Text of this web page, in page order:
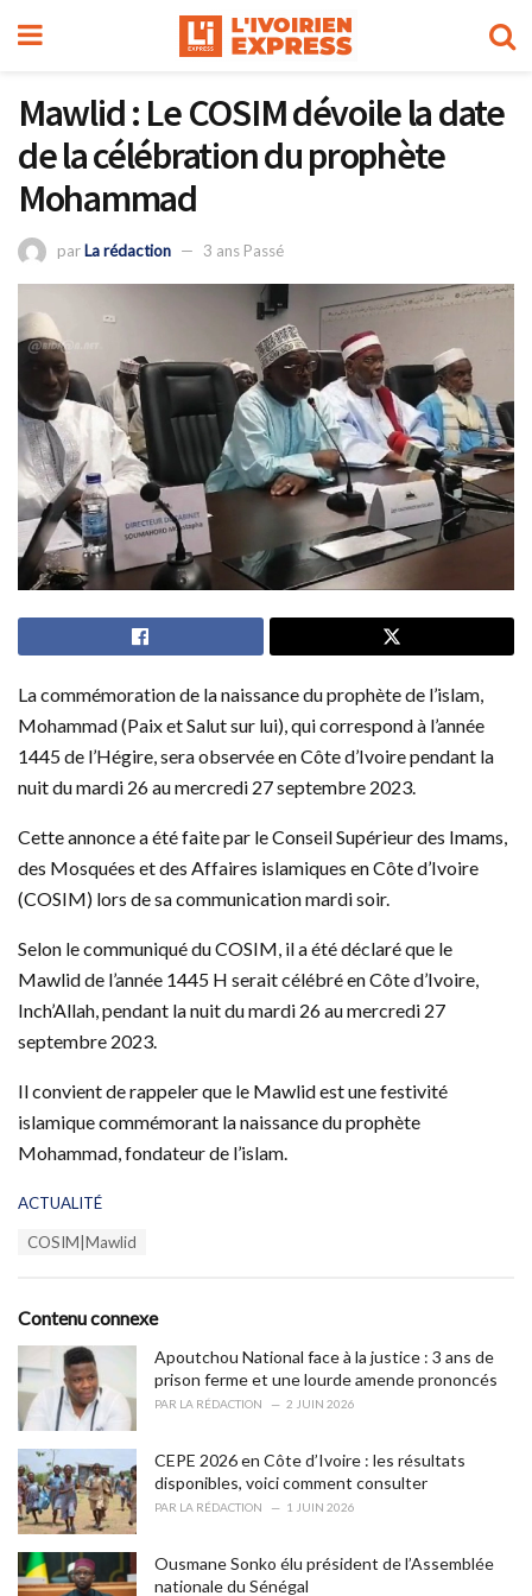
Mawlid : Le COSIM dévoile la date
de la célébration du prophète
Mohammad
parLa rédaction 3 ans Passé
La commémoration de la naissance du prophète de l’islam,
Mohammad (Paix et Salut sur lui), qui correspond à l’année
1445 de l’Hégire, sera observée en Côte d’Ivoire pendant la
nuit du mardi 26 au mercredi 27 septembre 2023.
Cette annonce a été faite par le Conseil Supérieur des Imams,
des Mosquées et des Affaires islamiques en Côte d’Ivoire
(COSIM) lors de sa communication mardi soir.
Selon le communiqué du COSIM, il a été déclaré que le
Mawlid de l’année 1445 H serait célébré en Côte d’Ivoire,
Inch’Allah, pendant la nuit du mardi 26 au mercredi 27
septembre 2023.
Il convient de rappeler que le Mawlid est une festivité
islamique commémorant la naissance du prophète
Mohammad, fondateur de l’islam.
C
o
r
i
e
s
:
ACTUALITÉ
:
COSIM|Mawlid
Contenu connexe
Apoutchou National face à la justice : 3 ans de
prison ferme et une lourde amende prononcés
PAR LA RÉDACTION 2 JUIN 2026
CEPE 2026 en Côte d’Ivoire : les résultats
disponibles, voici comment consulter
PAR LA RÉDACTION 1 JUIN 2026
Ousmane Sonko élu président de l’Assemblée
nationale du Sénégal